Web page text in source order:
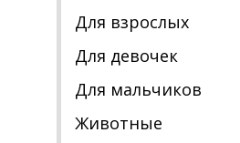
Для взрослых
Для девочек
Для мальчиков
Животные